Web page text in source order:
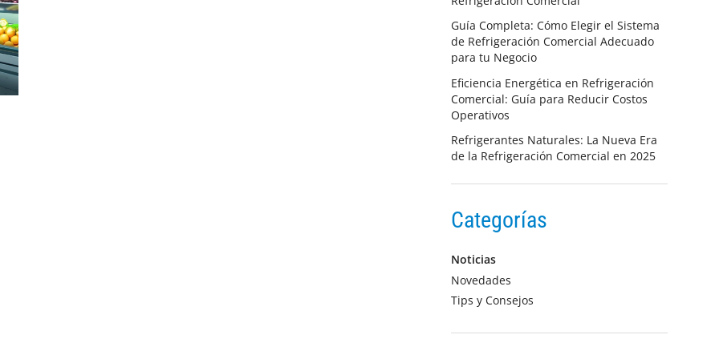
Guía Completa: Cómo Elegir el Sistema
de Refrigeración Comercial Adecuado
para tu Negocio
Eficiencia Energética en Refrigeración
Comercial: Guía para Reducir Costos
Operativos
Refrigerantes Naturales: La Nueva Era
de la Refrigeración Comercial en 2025
Categorías
Noticias
Novedades
Tips y Consejos